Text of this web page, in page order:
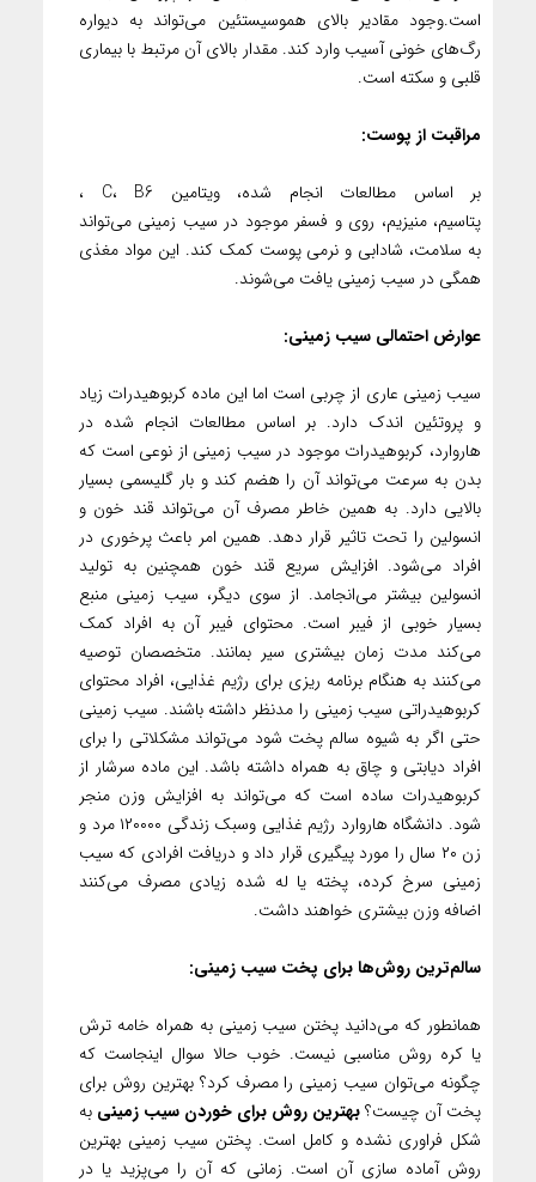
است.وجود مقادیر بالای هموسیستئین می‌تواند به دیواره
رگ‌های خونی آسیب وارد کند. مقدار بالای آن مرتبط با بیماری‌
قلبی و سکته است.
مراقبت از پوست:
بر اساس مطالعات انجام شده، ویتامین C، B6 ،
پتاسیم، منیزیم، روی و فسفر موجود در سیب زمینی می‌تواند
به سلامت، شادابی و نرمی پوست کمک کند. این مواد مغذی
همگی در سیب زمینی یافت می‌شوند.
عوارض احتمالی سیب زمینی:
سیب زمینی عاری از چربی است اما این ماده کربوهیدرات زیاد
و پروتئین اندک دارد. بر اساس مطالعات انجام شده در
هاروارد، کربوهیدرات موجود در سیب زمینی از نوعی است که
بدن به سرعت می‌تواند آن را هضم کند و بار گلیسمی بسیار
بالایی دارد. به همین خاطر مصرف آن می‌تواند قند خون و
انسولین را تحت تاثیر قرار دهد. همین امر باعث پرخوری در
افراد می‌شود. افزایش سریع قند خون همچنین به تولید
انسولین بیشتر می‌انجامد. از سوی دیگر، سیب زمینی منبع
بسیار خوبی از فیبر است. محتوای فیبر آن به افراد کمک
می‌کند مدت زمان بیشتری سیر بمانند. متخصصان توصیه
می‌کنند به هنگام برنامه ریزی برای رژیم غذایی، افراد محتوای
کربوهیدراتی سیب زمینی را مدنظر داشته باشند. سیب زمینی
حتی اگر به شیوه سالم پخت شود می‌تواند مشکلاتی را برای
افراد دیابتی و چاق به همراه داشته باشد. این ماده سرشار از
کربوهیدرات ساده است که می‌تواند به افزایش وزن منجر
شود. دانشگاه هاروارد رژیم غذایی وسبک زندگی ۱۲۰۰۰۰ مرد و
زن ۲۰ سال را مورد پیگیری قرار داد و دریافت افرادی که سیب
زمینی سرخ کرده، پخته یا له شده زیادی مصرف می‌کنند
اضافه وزن بیشتری خواهند داشت.
سالم‌ترین روش‌ها برای پخت سیب زمینی:
همانطور که می‌دانید پختن سیب زمینی به همراه خامه ترش
یا کره روش مناسبی نیست. خوب حالا سوال اینجاست که
چگونه می‌توان سیب زمینی را مصرف کرد؟ بهترین روش برای
پخت آن چیست؟بهترین روش برای خوردن سیب زمینی به
شکل فراوری نشده و کامل است. پختن سیب زمینی بهترین
روش آماده سازی آن است. زمانی که آن را می‌پزید یا در